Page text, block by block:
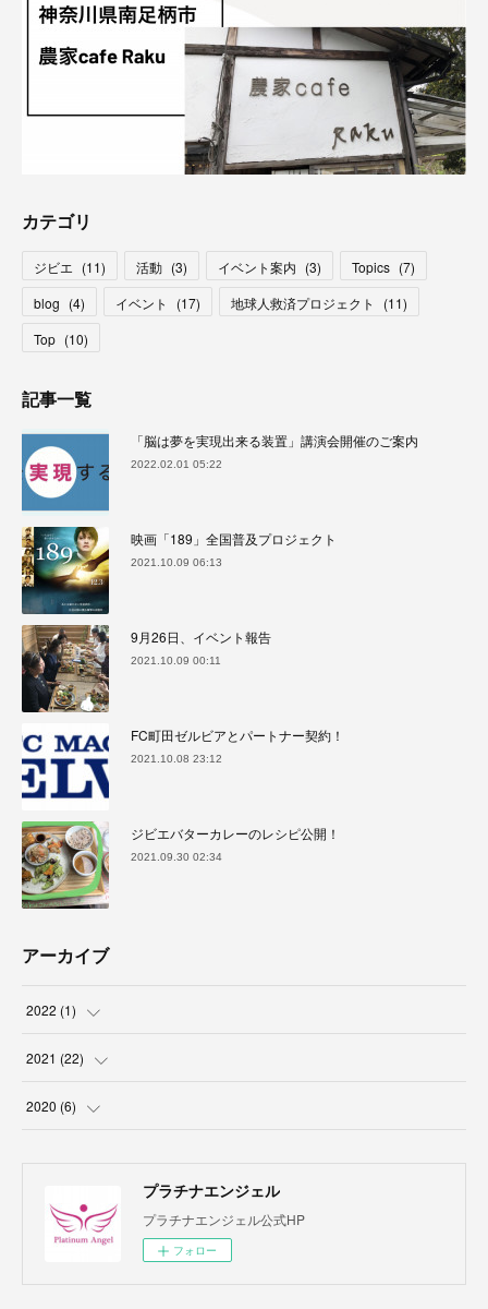
カテゴリ
ジビエ (11) 活動 (3) イベント案内 (3) Topics (7)
blog (4) イベント (17) 地球人救済プロジェクト (11)
Top (10)
記事一覧
「脳は夢を実現出来る装置」講演会開催のご案内
2022.02.01 05:22
映画「189」全国普及プロジェクト
2021.10.09 06:13
9月26日、イベント報告
2021.10.09 00:11
FC町田ゼルビアとパートナー契約！
2021.10.08 23:12
ジビエバターカレーのレシピ公開！
2021.09.30 02:34
アーカイブ
2022 (1)
(1
2021 (22)
( )
(2)
2020 (6)
プラチナエンジェル
プラチナエンジェル公式HP
フォロー